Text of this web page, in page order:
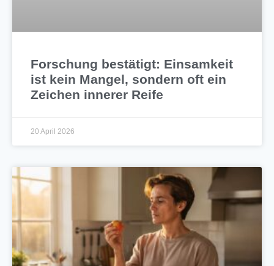
Forschung bestätigt: Einsamkeit
ist kein Mangel, sondern oft ein
Zeichen innerer Reife
20 April 2026